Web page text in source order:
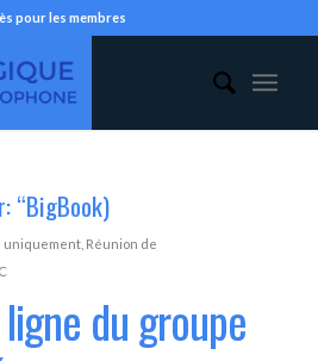
pour les membres
“BigBook)
uniquement, Réunion de
du groupe